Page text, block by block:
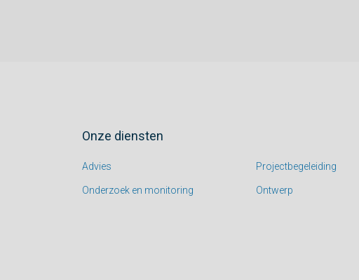
Onze diensten
Advies
Onderzoek en monitoring
Projectbegeleiding
Ontwerp